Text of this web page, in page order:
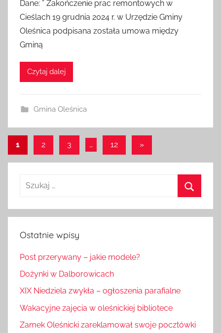
Dane: ” Zakończenie prac remontowych w
Cieślach 19 grudnia 2024 r. w Urzędzie Gminy
Oleśnica podpisana została umowa między
Gminą
Czytaj dalej
Gmina Oleśnica
Stronicowanie
wpisów
1 2 3 … 12
Następne
wpisy
»
Szukaj:
Ostatnie wpisy
Post przerywany – jakie modele?
Dożynki w Dalborowicach
XIX Niedziela zwykła – ogłoszenia parafialne
Wakacyjne zajęcia w oleśnickiej bibliotece
Zamek Oleśnicki zareklamował swoje pocztówki